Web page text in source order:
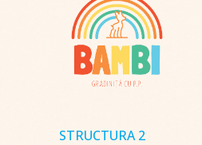
STRUCTURA 2